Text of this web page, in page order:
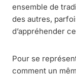
ensemble de
des autres,
d’appréhender
Pour se
comment un